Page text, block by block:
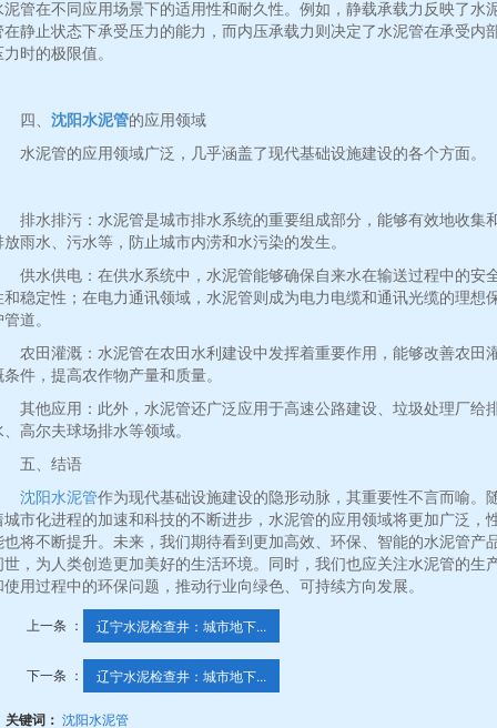
泥管在不同应用场景下的适用性和耐久性。例如，静载承载力反映了水
在静止状态下承受压力的能力，而内压承载力则决定了水泥管在承受内
力时的极限值。
四、 沈阳水泥管的应用领域
水泥管的应用领域广泛，几乎涵盖了现代基础设施建设的各个方面。
排水排污：水泥管是城市排水系统的重要组成部分，能够有效地收集
放雨水、污水等，防止城市内涝和水污染的发生。
供水供电：在供水系统中，水泥管能够确保自来水在输送过程中的安
和稳定性；在电力通讯领域，水泥管则成为电力电缆和通讯光缆的理想
道。
农田灌溉：水泥管在农田水利建设中发挥着重要作用，能够改善农田
条件，提高农作物产量和质量。
其他应用：此外，水泥管还广泛应用于高速公路建设、垃圾处理厂给
、高尔夫球场排水等领域。
五、结语
沈阳水泥管作为现代基础设施建设的隐形动脉，其重要性不言而喻。
城市化进程的加速和科技的不断进步，水泥管的应用领域将更加广泛，
也将不断提升。未来，我们期待看到更加高效、环保、智能的水泥管产
世，为人类创造更加美好的生活环境。同时，我们也应关注水泥管的生
使用过程中的环保问题，推动行业向绿色、可持续方向发展。
上一条 ： 辽宁水泥检查井：城市地下...
下一条 ： 辽宁水泥检查井：城市地下...
关键词： 沈阳水泥管